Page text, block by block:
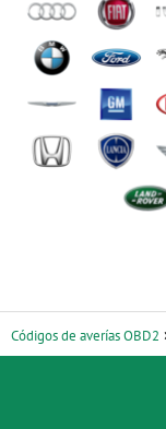
Códigos de averías OBD2